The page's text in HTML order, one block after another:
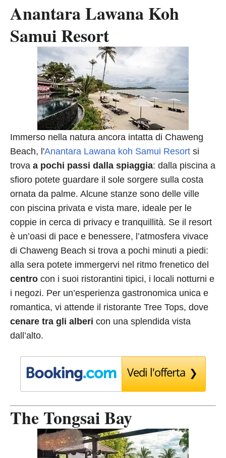
Anantara Lawana Koh
Samui Resort
Immerso nella natura ancora intatta di Chaweng
Beach, l'Anantara Lawana koh Samui Resort si
trova a pochi passi dalla spiaggia: dalla piscina a
sfioro potete guardare il sole sorgere sulla costa
ornata da palme. Alcune stanze sono delle ville
con piscina privata e vista mare, ideale per le
coppie in cerca di privacy e tranquillità. Se il resort
è un’oasi di pace e benessere, l’atmosfera vivace
di Chaweng Beach si trova a pochi minuti a piedi:
alla sera potete immergervi nel ritmo frenetico del
centro con i suoi ristorantini tipici, i locali notturni e
i negozi. Per un’esperienza gastronomica unica e
romantica, vi attende il ristorante Tree Tops, dove
cenare tra gli alberi con una splendida vista
dall’alto.
Vedi l'offerta
The Tongsai Bay